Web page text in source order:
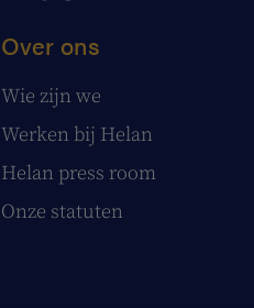
Over ons
Wie zijn we
Werken bij Helan
Helan press room
Onze statuten